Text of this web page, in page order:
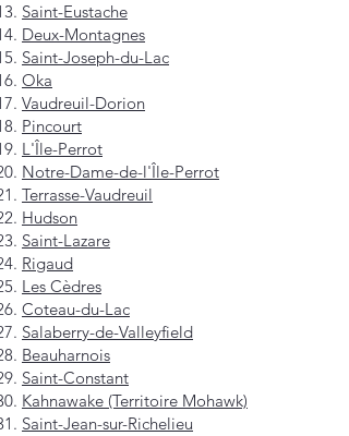
Saint-Eustache
Deux-Montagnes
Saint-Joseph-du-Lac
Oka
Vaudreuil-Dorion
Pincourt
L'Île-Perrot
Notre-Dame-de-l'Île-Perrot
Terrasse-Vaudreuil
Hudson
Saint-Lazare
Rigaud
Les Cèdres
Coteau-du-Lac
Salaberry-de-Valleyfield
Beauharnois
Saint-Constant
Kahnawake (Territoire Mohawk)
Saint-Jean-sur-Richelieu